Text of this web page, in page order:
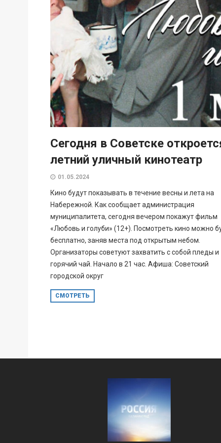
Сегодня в Советске
летний уличный кинотеатр
01.05.2024
Кино будут показывать в течение весны и лета на
Набережной. Как сообщает администрация
муниципалитета, сегодня вечером покажут фильм
«Любовь и голуби» (12+). Посмотреть кино можно
бесплатно, заняв места под открытым небом.
Организаторы советуют захватить с собой пледы и
горячий чай. Начало в 21 час. Афиша: Советский
городской округ
СМОТРЕТЬ